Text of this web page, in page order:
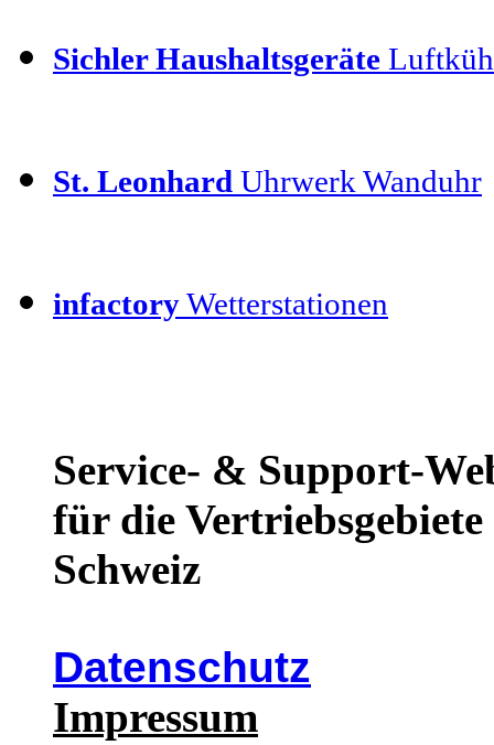
Sichler Haushaltsgeräte
St. Leonhard Uhrwerk Wanduhr
infactoryWetterstationen
Service- & Support-
für die
Schweiz
Datenschutz
Impressum